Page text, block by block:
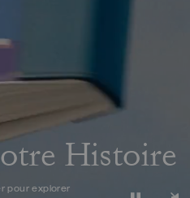
Histoire
pour explorer